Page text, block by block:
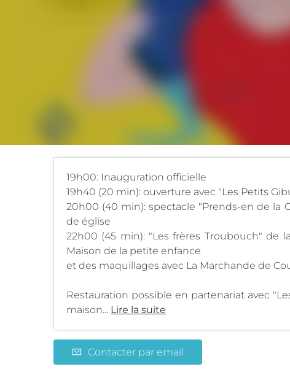
19h00: Inauguration officielle
19h40 (20 min): ouverture avec "Les Petits
20h00 (40 min): spectacle "Prends-en de la
de église
22h00 (45 min): "Les frères Troubouch" de
Maison de la petite enfance
et des maquillages avec La Marchande de
Restauration possible en partenariat avec
maison... Lire la suite
Contacter par email